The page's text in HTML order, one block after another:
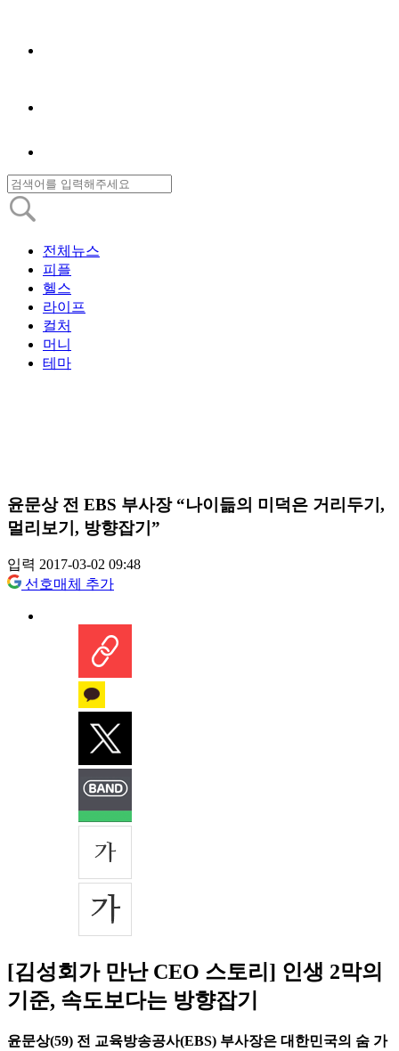
전체뉴스
피플
헬스
라이프
컬처
머니
테마
윤문상 전 EBS 부사장 “나이듦의 미덕은 거리두기,
멀리보기, 방향잡기”
입력 2017-03-02 09:48
선호매체 추가
[김성회가 만난 CEO 스토리] 인생 2막의
기준, 속도보다는 방향잡기
윤문상(59) 전 교육방송공사(EBS) 부사장은 대한민국의 숨 가